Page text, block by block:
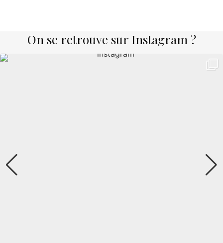
On se retrouve sur Instagram ?